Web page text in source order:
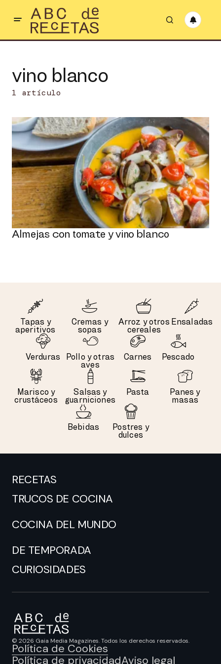
vino blanco
1 artículo
Almejas con tomate y vino blanco
Tapas y
aperitivos
Cremas y
sopas
Arroz y otros
cereales
Ensaladas
Verduras
Pollo y otras
aves
Carnes Pescado
Marisco y
crustáceos
Salsas y
guarniciones
Pasta
Panes y
masas
Bebidas
Postres y
dulces
RECETAS
TRUCOS DE COCINA
COCINA DEL MUNDO
DE TEMPORADA
CURIOSIDADES
© 2026 Gaia Media Magazines. Todos los derechos reservados.
Política de Cookies
Política de privacidadAviso legal